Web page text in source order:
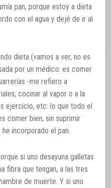
pan, porque estoy a dieta
con el agua y dejé de ir al
dieta (vamos a ver, no es
por un médico: es comer
-me refiero a
cocinar al vapor o a la
ejercicio, etc: lo que todo el
comer bien, sin suprimir
incorporado el pan.
si uno desayuna galletas
fibra que tengan, a las tres
de muerte. Y si uno